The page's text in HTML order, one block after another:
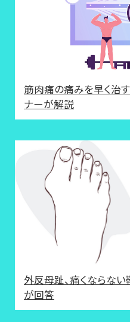
筋肉痛の痛みを早く治
ナーが解説
外反母趾、痛くならな
が回答